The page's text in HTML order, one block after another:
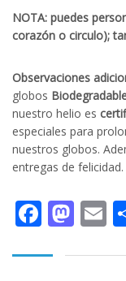
NOTA: puedes
corazón o circulo);
Observaciones
globos
nuestro helio es
especiales para
nuestros globos.
entregas de felicidad.